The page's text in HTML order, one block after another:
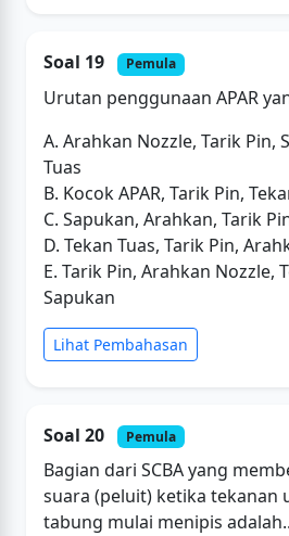
Soal 19 Pemula
Urutan penggunaan APAR
A. Arahkan Nozzle, Tarik Pin,
Tuas
B. Kocok APAR, Tarik Pin,
C. Sapukan, Arahkan, Tarik
D. Tekan Tuas, Tarik Pin,
E. Tarik Pin, Arahkan Nozzle,
Sapukan
Lihat Pembahasan
Soal 20 Pemula
Bagian dari SCBA yang
suara (peluit) ketika tekanan
tabung mulai menipis